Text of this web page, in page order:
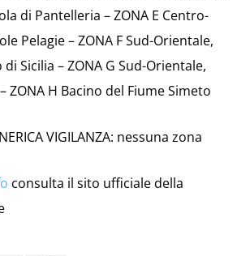
di Pantelleria – ZONA E Centro-
Pelagie – ZONA F Sud-Orientale,
Sicilia – ZONA G Sud-Orientale,
ZONA H Bacino del Fiume Simeto
VIGILANZA: nessuna zona
consulta il sito ufficiale della